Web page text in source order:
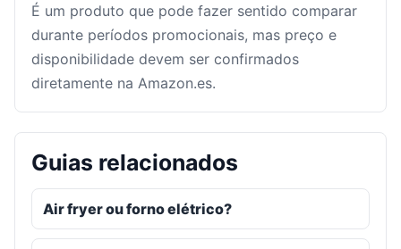
É um produto que pode fazer sentido comparar
durante períodos promocionais, mas preço e
disponibilidade devem ser confirmados
diretamente na Amazon.es.
Guias relacionados
Air fryer ou forno elétrico?